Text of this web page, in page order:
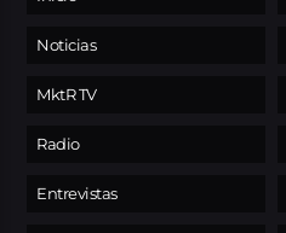
Noticias
MktR TV
Radio
Entrevistas